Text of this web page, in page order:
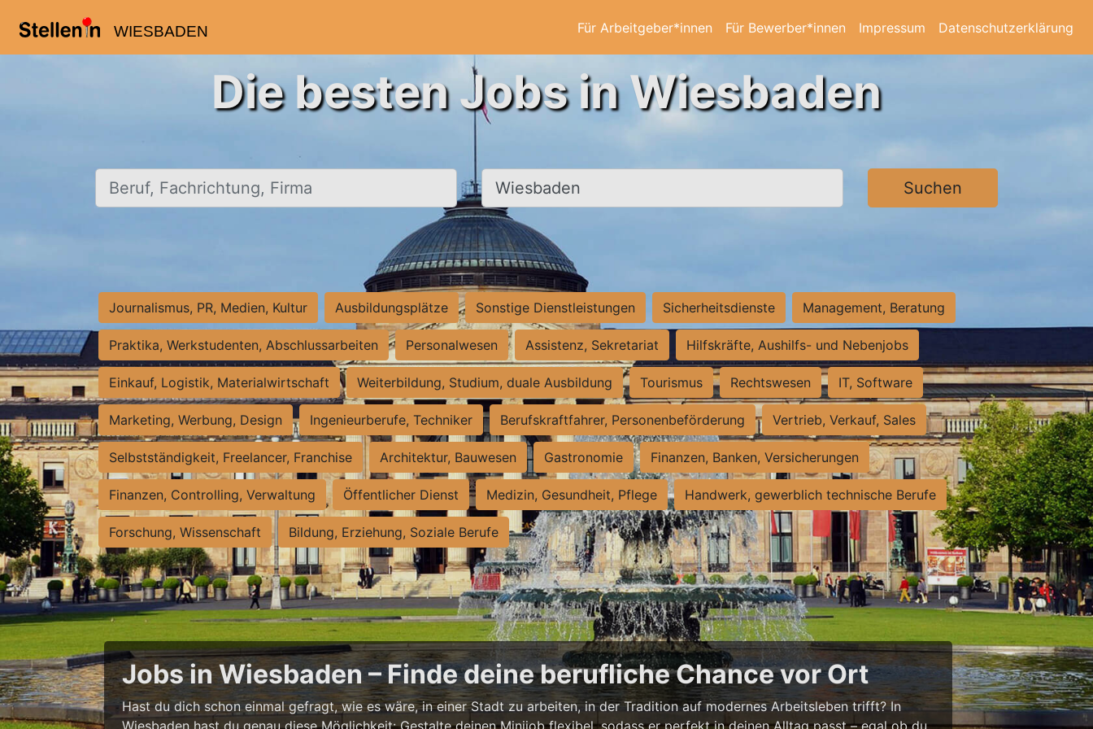
WIESBADEN Für Arbeitgeber*innen Für Bewerber*innen Impressum Datenschutzerklärung
Die besten Jobs in Wiesbaden
Beruf, Fachrichtung, Firma Ort, Stadt Suchen
Journalismus, PR, Medien, Kultur Ausbildungsplätze Sonstige Dienstleistungen Sicherheitsdienste Management, Beratung
Praktika, Werkstudenten, Abschlussarbeiten Personalwesen Assistenz, Sekretariat Hilfskräfte, Aushilfs- und Nebenjobs
Einkauf, Logistik, Materialwirtschaft Weiterbildung, Studium, duale Ausbildung Tourismus Rechtswesen IT, Software
Marketing, Werbung, Design Ingenieurberufe, Techniker Berufskraftfahrer, Personenbeförderung Vertrieb, Verkauf, Sales
Selbstständigkeit, Freelancer, Franchise Architektur, Bauwesen Gastronomie Finanzen, Banken, Versicherungen
Finanzen, Controlling, Verwaltung Öffentlicher Dienst Medizin, Gesundheit, Pflege Handwerk, gewerblich technische Berufe
Forschung, Wissenschaft Bildung, Erziehung, Soziale Berufe
Jobs in Wiesbaden – Finde deine berufliche Chance vor Ort
Hast du dich schon einmal gefragt, wie es wäre, in einer Stadt zu arbeiten, in der Tradition auf modernes Arbeitsleben trifft? In